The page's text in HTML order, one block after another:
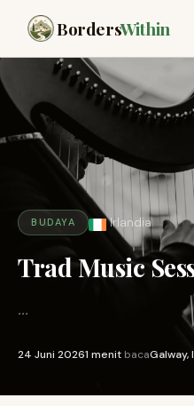
BordersWithin
BUDAYA Irlandia
Trad Music
...
24 Juni 20261 menit bacaGalway,